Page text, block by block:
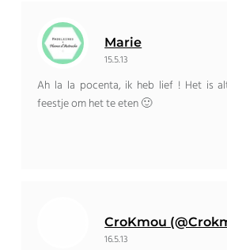
Marie
15.5.13
Ah la la pocenta, ik heb lief ! Het is
feestje om het te eten 🙂
CroKmou
16.5.13